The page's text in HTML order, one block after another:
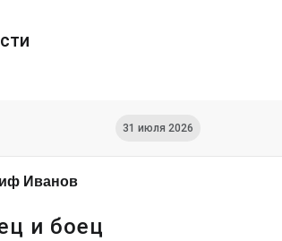
31 июля 2026
Иванов
и боец